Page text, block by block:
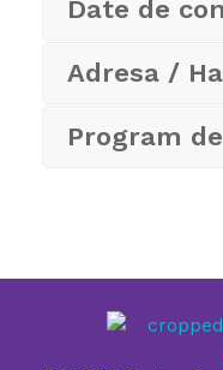
Date de
Adresa /
Program